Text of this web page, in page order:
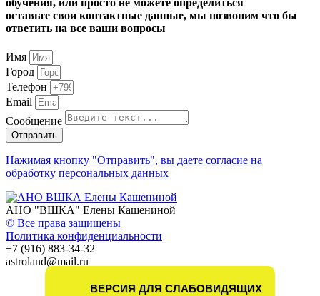
обучения, или просто не можете определиться
оставьте свои контактные данные, мы позвоним что бы
ответить на все ваши вопросы
Имя
Город
Телефон
Email
Сообщение
Отправить
Нажимая кнопку "Отправить", вы даете согласие на
обработку персональных данных
АНО "ВШКА" Елены Кашениной
© Все права защищены
Политика конфиденциальности
+7 (916) 883-34-32
astroland@mail.ru
ВЕРСИЯ ДЛЯ СЛАБОВИДЯЩИХ